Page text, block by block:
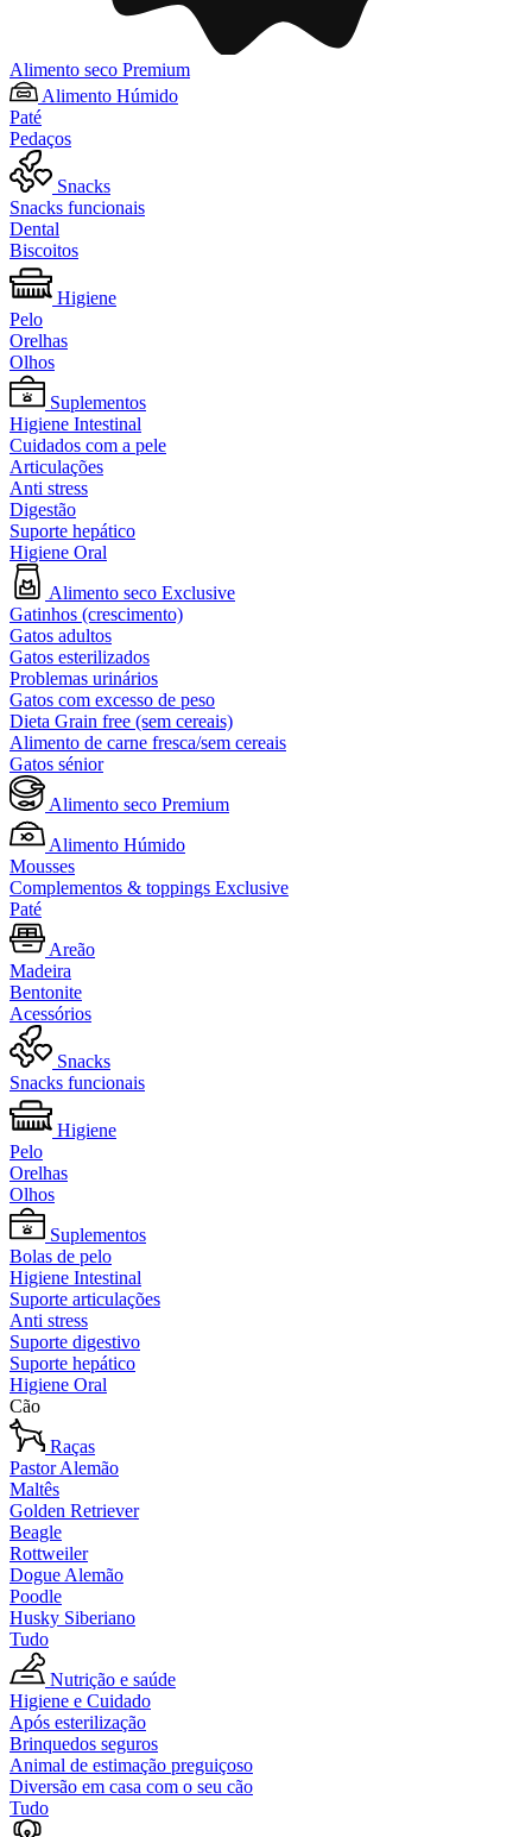
Alimento seco Premium
Alimento Húmido
Paté
Pedaços
Snacks
Snacks funcionais
Dental
Biscoitos
Higiene
Pelo
Orelhas
Olhos
Suplementos
Higiene Intestinal
Cuidados com a pele
Articulações
Anti stress
Digestão
Suporte hepático
Higiene Oral
Alimento seco Exclusive
Gatinhos (crescimento)
Gatos adultos
Gatos esterilizados
Problemas urinários
Gatos com excesso de peso
Dieta Grain free (sem cereais)
Alimento de carne fresca/sem cereais
Gatos sénior
Alimento seco Premium
Alimento Húmido
Mousses
Complementos & toppings Exclusive
Paté
Areão
Madeira
Bentonite
Acessórios
Snacks
Snacks funcionais
Higiene
Pelo
Orelhas
Olhos
Suplementos
Bolas de pelo
Higiene Intestinal
Suporte articulações
Anti stress
Suporte digestivo
Suporte hepático
Higiene Oral
Cão
Raças
Pastor Alemão
Maltês
Golden Retriever
Beagle
Rottweiler
Dogue Alemão
Poodle
Husky Siberiano
Tudo
Nutrição e saúde
Higiene e Cuidado
Após esterilização
Brinquedos seguros
Animal de estimação preguiçoso
Diversão em casa com o seu cão
Tudo